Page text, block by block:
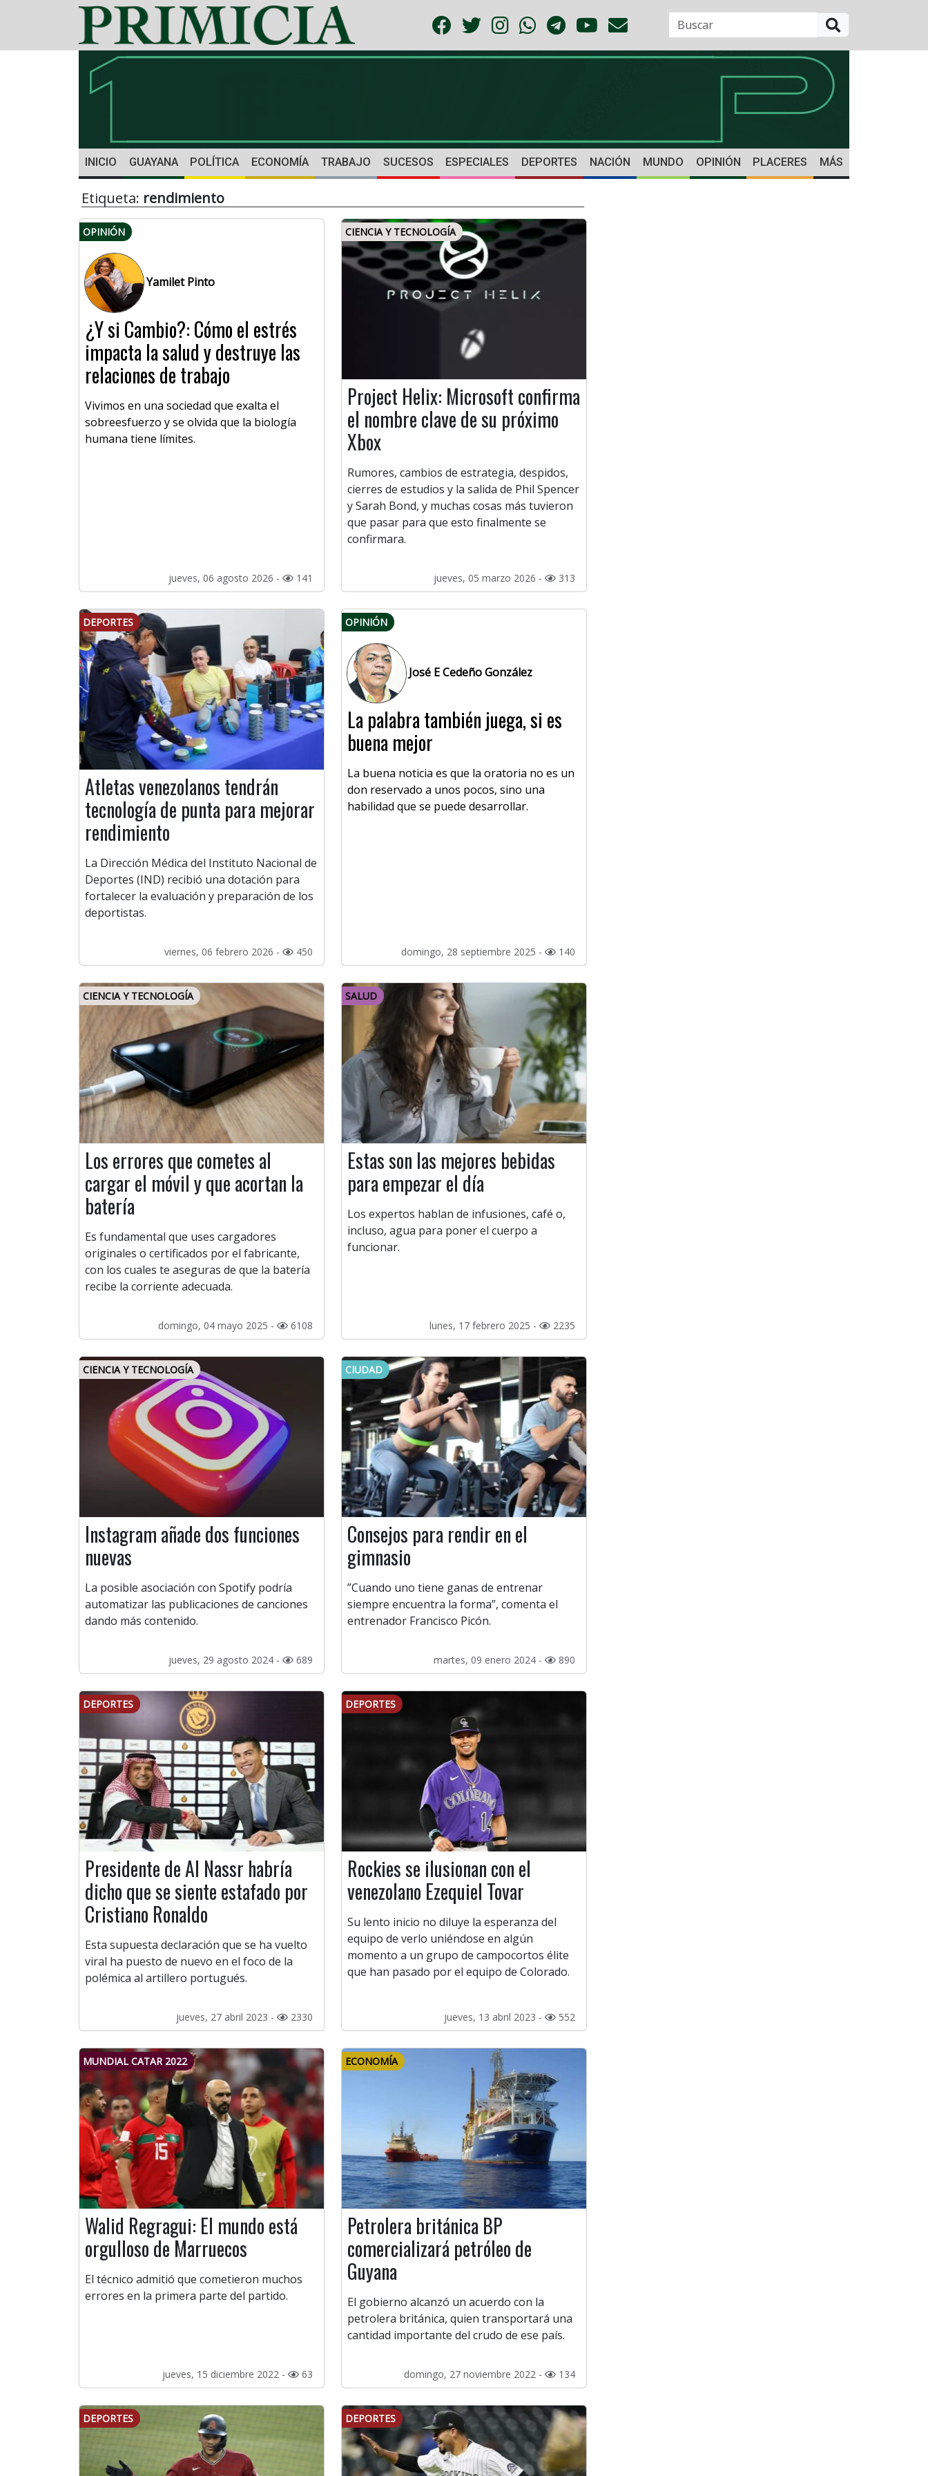
INICIO GUAYANA POLÍTICA ECONOMÍA TRABAJO SUCESOS ESPECIALES DEPORTES NACIÓN MUNDO OPINIÓN PLACERES MÁS
Etiqueta: rendimiento
OPINIÓN
Yamilet Pinto
¿Y si Cambio?: Cómo el estrés
impacta la salud y destruye las
relaciones de trabajo
Vivimos en una sociedad que exalta el
sobreesfuerzo y se olvida que la biología
humana tiene límites.
jueves, 06 agosto 2026 - 141
CIENCIA Y TECNOLOGÍA
Project Helix: Microsoft confirma
el nombre clave de su próximo
Xbox
Rumores, cambios de estrategia, despidos,
cierres de estudios y la salida de Phil Spencer
y Sarah Bond, y muchas cosas más tuvieron
que pasar para que esto finalmente se
confirmara.
jueves, 05 marzo 2026 - 313
DEPORTES
Atletas venezolanos tendrán
tecnología de punta para mejorar
rendimiento
La Dirección Médica del Instituto Nacional de
Deportes (IND) recibió una dotación para
fortalecer la evaluación y preparación de los
deportistas.
viernes, 06 febrero 2026 - 450
OPINIÓN
José E Cedeño González
La palabra también juega, si es
buena mejor
La buena noticia es que la oratoria no es un
don reservado a unos pocos, sino una
habilidad que se puede desarrollar.
domingo, 28 septiembre 2025 - 140
CIENCIA Y TECNOLOGÍA
Los errores que cometes al
cargar el móvil y que acortan la
batería
Es fundamental que uses cargadores
originales o certificados por el fabricante,
con los cuales te aseguras de que la batería
recibe la corriente adecuada.
domingo, 04 mayo 2025 - 6108
SALUD
Estas son las mejores bebidas
para empezar el día
Los expertos hablan de infusiones, café o,
incluso, agua para poner el cuerpo a
funcionar.
lunes, 17 febrero 2025 - 2235
CIENCIA Y TECNOLOGÍA
Instagram añade dos funciones
nuevas
La posible asociación con Spotify podría
automatizar las publicaciones de canciones
dando más contenido.
jueves, 29 agosto 2024 - 689
CIUDAD
Consejos para rendir en el
gimnasio
”Cuando uno tiene ganas de entrenar
siempre encuentra la forma”, comenta el
entrenador Francisco Picón.
martes, 09 enero 2024 - 890
DEPORTES
Presidente de Al Nassr habría
dicho que se siente estafado por
Cristiano Ronaldo
Esta supuesta declaración que se ha vuelto
viral ha puesto de nuevo en el foco de la
polémica al artillero portugués.
jueves, 27 abril 2023 - 2330
DEPORTES
Rockies se ilusionan con el
venezolano Ezequiel Tovar
Su lento inicio no diluye la esperanza del
equipo de verlo uniéndose en algún
momento a un grupo de campocortos élite
que han pasado por el equipo de Colorado.
jueves, 13 abril 2023 - 552
MUNDIAL CATAR 2022
Walid Regragui: El mundo está
orgulloso de Marruecos
El técnico admitió que cometieron muchos
errores en la primera parte del partido.
jueves, 15 diciembre 2022 - 63
ECONOMÍA
Petrolera británica BP
comercializará petróleo de
Guyana
El gobierno alcanzó un acuerdo con la
petrolera británica, quien transportará una
cantidad importante del crudo de ese país.
domingo, 27 noviembre 2022 - 134
DEPORTES DEPORTES